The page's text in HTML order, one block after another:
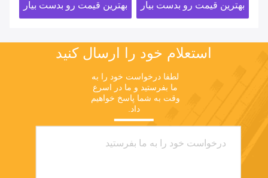
بهترین قیمت رو بدست بیار بهترین قیمت رو بدست بیار
استعلام خود را ارسال کنید
داد.